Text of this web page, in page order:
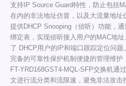
支持IP Source Guard特性，防止包括
在内的非法地址仿冒，以及大流量地址
提供DHCP Snooping（侦听）功能，
绑定表，实现侦听接入用户的MAC地
了 DHCP用户的IP和端口跟踪定位问题。
完备的可靠性保护机制便捷的管理维护
FT-YRD168GST4-MQL-SFP交换机通
文进行流分类和流限速，避免非法攻击